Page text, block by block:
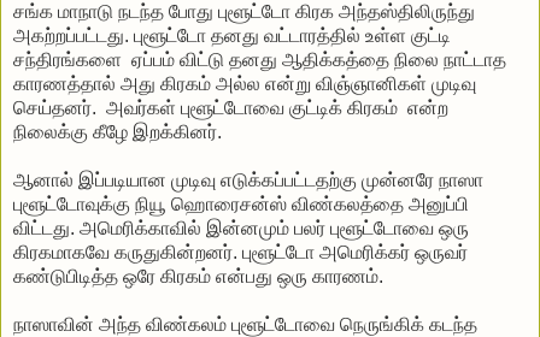
சங்க மாநாடு நடந்த போது புளூட்டோ கிரக அந்தஸ்திலிருந்து
அகற்றப்பட்டது. புளூட்டோ தனது வட்டாரத்தில் உள்ள குட்டி
சந்திரங்களை ஏப்பம் விட்டு தனது ஆதிக்கத்தை நிலை நாட்டாத
காரணத்தால் அது கிரகம் அல்ல என்று விஞ்ஞானிகள் முடிவு
செய்தனர். அவர்கள் புளூட்டோவை குட்டிக் கிரகம் என்ற
நிலைக்கு கீழே இறக்கினர்.
ஆனால் இப்படியான முடிவு எடுக்கப்பட்டதற்கு முன்னரே நாஸா
புளூட்டோவுக்கு நியூ ஹொரைசன்ஸ் விண்கலத்தை அனுப்பி
விட்டது. அமெரிக்காவில் இன்னமும் பலர் புளூட்டோவை ஒரு
கிரகமாகவே கருதுகின்றனர். புளூட்டோ அமெரிக்கர் ஒருவர்
கண்டுபிடித்த ஒரே கிரகம் என்பது ஒரு காரணம்.
நாஸாவின் அந்த விண்கலம் புளூட்டோவை நெருங்கிக் கடந்த